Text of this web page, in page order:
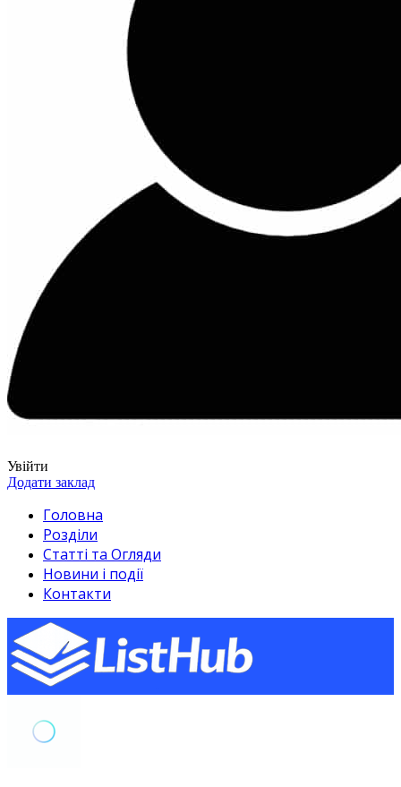
Увійти
Додати заклад
Головна
Розділи
Статті та Огляди
Новини і події
Контакти